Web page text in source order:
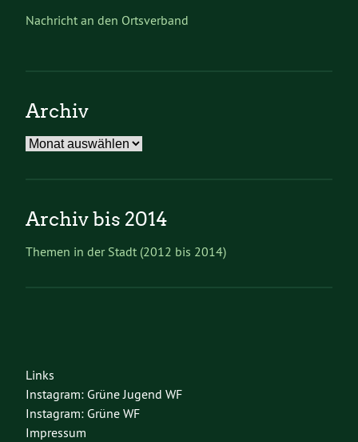
Nachricht an den Ortsverband
Archiv
Archiv
Archiv bis 2014
Themen in der Stadt (2012 bis 2014)
Links
Instagram: Grüne Jugend WF
Instagram: Grüne WF
Impressum